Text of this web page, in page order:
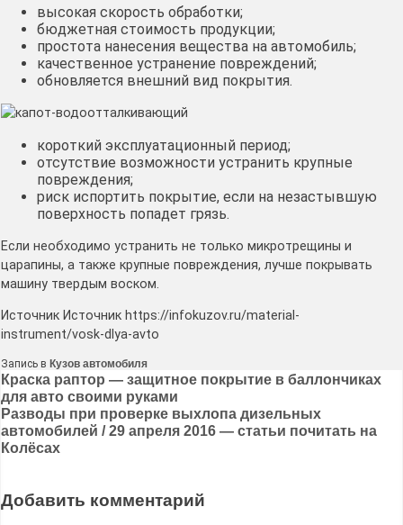
высокая скорость обработки;
бюджетная стоимость продукции;
простота нанесения вещества на автомобиль;
качественное устранение повреждений;
обновляется внешний вид покрытия.
короткий эксплуатационный период;
отсутствие возможности устранить крупные
повреждения;
риск испортить покрытие, если на незастывшую
поверхность попадет грязь.
Если необходимо устранить не только микротрещины и
царапины, а также крупные повреждения, лучше покрывать
машину твердым воском.
Источник Источник https://infokuzov.ru/material-
instrument/vosk-dlya-avto
Запись в Кузов автомобиля
Навигация
по
записям
Краска раптор — защитное покрытие в баллончиках
для авто своими руками
Разводы при проверке выхлопа дизельных
автомобилей / 29 апреля 2016 — статьи почитать на
Колёсах
Добавить комментарий